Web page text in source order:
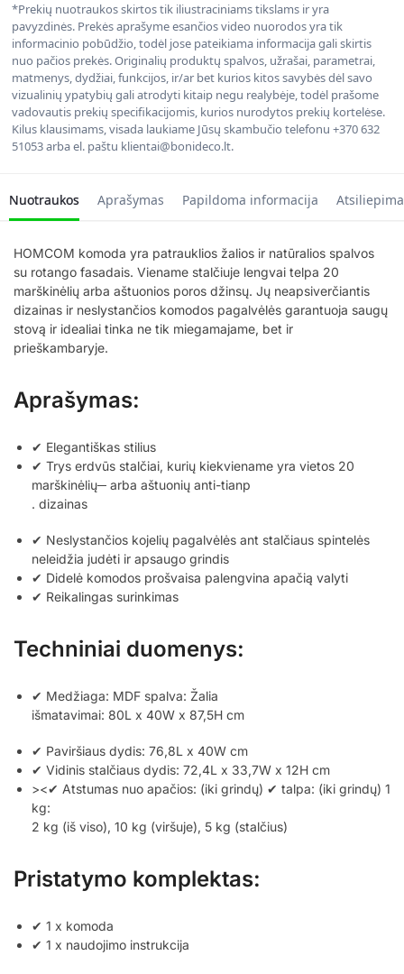
*Prekių nuotraukos skirtos tik iliustraciniams tikslams ir yra
pavyzdinės. Prekės aprašyme esančios video nuorodos yra tik
informacinio pobūdžio, todėl jose pateikiama informacija gali skirtis
nuo pačios prekės. Originalių produktų spalvos, užrašai, parametrai,
matmenys, dydžiai, funkcijos, ir/ar bet kurios kitos savybės dėl savo
vizualinių ypatybių gali atrodyti kitaip negu realybėje, todėl prašome
vadovautis prekių specifikacijomis, kurios nurodytos prekių kortelėse.
Kilus klausimams, visada laukiame Jūsų skambučio telefonu +370 632
51053 arba el. paštu klientai@bonideco.lt.
Nuotraukos Aprašymas Papildoma informacija
HOMCOM komoda yra patrauklios žalios ir natūralios spalvos
su rotango fasadais. Viename stalčiuje lengvai telpa 20
marškinėlių arba aštuonios poros džinsų. Jų neapsiverčiantis
dizainas ir neslystančios komodos pagalvėlės garantuoja saugų
stovą ir idealiai tinka ne tik miegamajame, bet ir
prieškambaryje.
Aprašymas:
✔ Elegantiškas stilius
✔ Trys erdvūs stalčiai, kurių kiekviename yra vietos 20
marškinėlių─ arba aštuonių anti-tianp
. dizainas
✔ Neslystančios kojelių pagalvėlės ant stalčiaus spintelės
neleidžia judėti ir apsaugo grindis
✔ Didelė komodos prošvaisa palengvina apačią valyti
✔ Reikalingas surinkimas
Techniniai duomenys:
✔ Medžiaga: MDF spalva: Žalia
išmatavimai: 80L x 40W x 87,5H cm
✔ Paviršiaus dydis: 76,8L x 40W cm
✔ Vidinis stalčiaus dydis: 72,4L x 33,7W x 12H cm
><✔ Atstumas nuo apačios: (iki grindų) ✔ talpa: (iki grindų) 1
kg:
2 kg (iš viso), 10 kg (viršuje), 5 kg (stalčius)
Pristatymo komplektas:
✔ 1 x komoda
✔ 1 x naudojimo instrukcija